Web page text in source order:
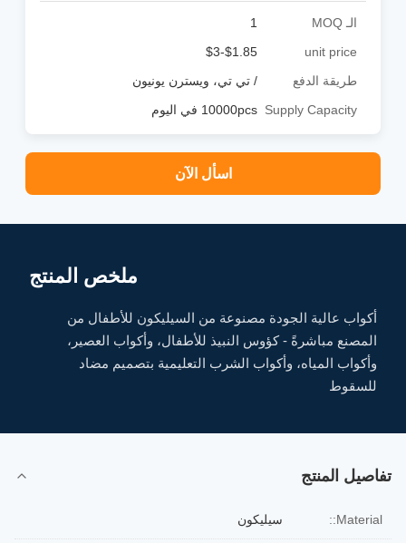
الـ MOQ
1
unit price
$1.85-$3
طريقة الدفع
/ تي تي، ويسترن يونيون
Supply Capacity 10000pcs في اليوم
اسأل الآن
ملخص المنتج
أكواب عالية الجودة مصنوعة من السيليكون للأطفال من
المصنع مباشرةً - كؤوس النبيذ للأطفال، وأكواب العصير،
وأكواب المياه، وأكواب الشرب التعليمية بتصميم مضاد
للسقوط
تفاصيل المنتج
Material:: سيليكون